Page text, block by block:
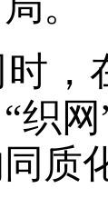
在
织
质